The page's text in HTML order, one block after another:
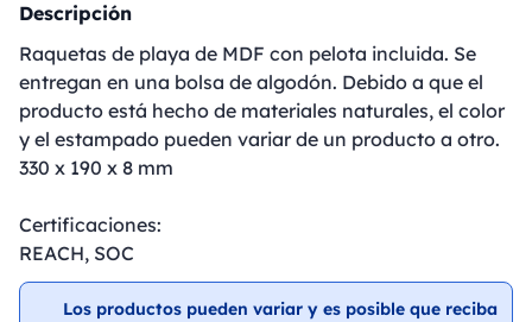
Descripción
Raquetas de playa de MDF con pelota incluida. Se
entregan en una bolsa de algodón. Debido a que el
producto está hecho de materiales naturales, el color
y el estampado pueden variar de un producto a otro.
330 x 190 x 8 mm
Certificaciones:
REACH, SOC
Los productos pueden variar y es posible que reciba